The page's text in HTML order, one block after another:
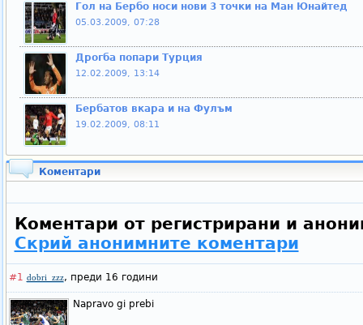
Гол на Бербо носи нови 3 точки на Ман Юнайтед
05.03.2009, 07:28
Дрогба попари Турция
12.02.2009, 13:14
Бербатов вкара и на Фулъм
19.02.2009, 08:11
Коментари
Коментари от регистрирани и
Скрий анонимните коментари
#1 dobri_zzz, преди 16 години
Napravo gi prebi